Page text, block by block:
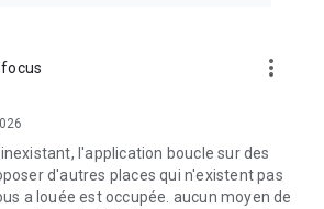
more_vert
l'application boucle sur des
d'autres places qui n'existent pas
a louée est occupée. aucun moyen de